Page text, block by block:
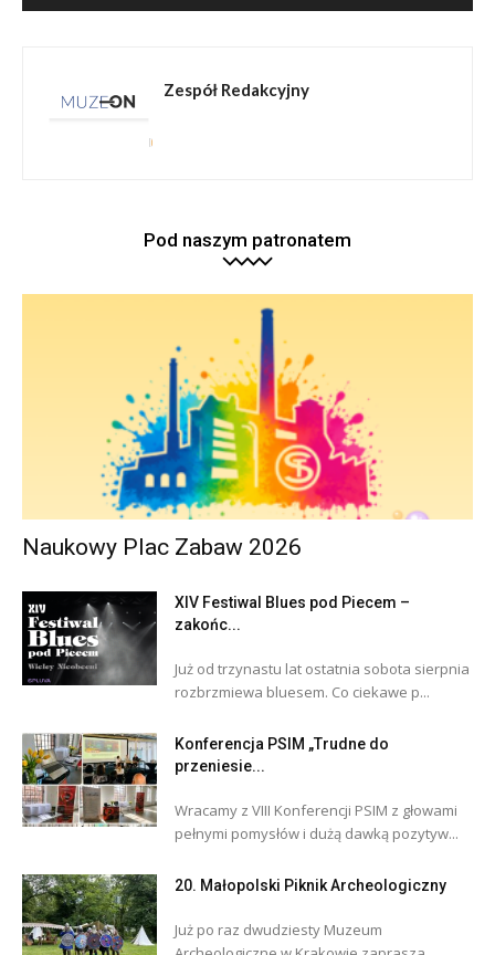
Zespół Redakcyjny
Pod naszym patronatem
Naukowy Plac Zabaw 2026
XIV Festiwal Blues pod Piecem –
zakońc...
Już od trzynastu lat ostatnia sobota sierpnia
rozbrzmiewa bluesem. Co ciekawe p...
Konferencja PSIM „Trudne do
przeniesie...
Wracamy z VIII Konferencji PSIM z głowami
pełnymi pomysłów i dużą dawką pozytyw...
20. Małopolski Piknik Archeologiczny
Już po raz dwudziesty Muzeum